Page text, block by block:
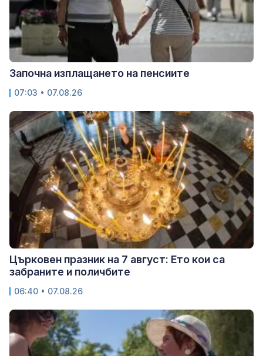
Започна изплащането на пенсиите
07:03 • 07.08.26
Църковен празник на 7 август: Ето кои са
забраните и поличбите
06:40 • 07.08.26